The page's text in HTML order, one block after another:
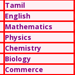
Tamil
English
Mathematics
Physics
Chemistry
Biology
Commerce